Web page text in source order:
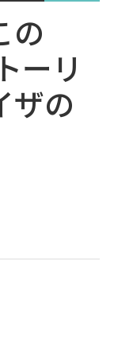
の
ーリ
ザの